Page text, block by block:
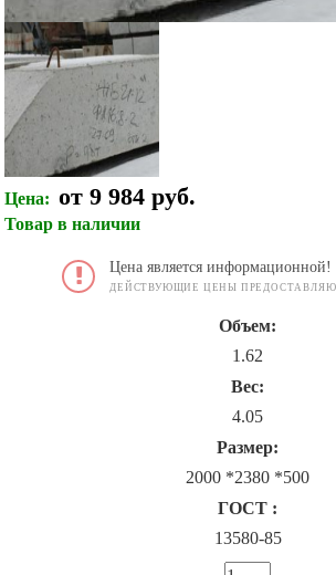
Цена: от 9 984 руб.
Товар в наличии
Цена является информационной!
ДЕЙСТВУЮЩИЕ ЦЕНЫ
Объем:
1.62
Вес:
4.05
Размер:
2000 *2380 *500
ГОСТ :
13580-85